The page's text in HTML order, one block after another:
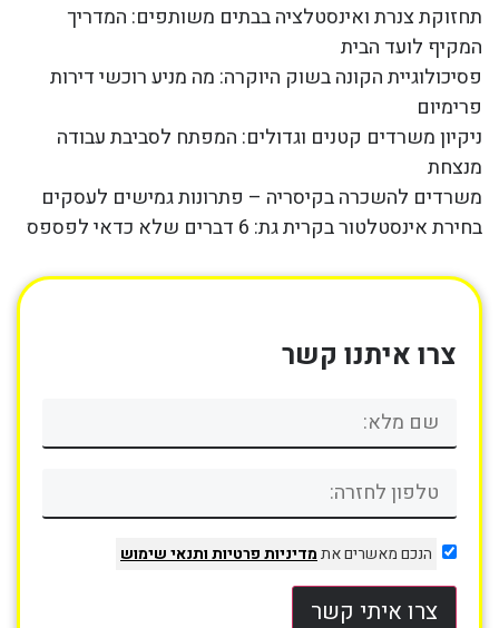
תחזוקת צנרת ואינסטלציה בבתים משותפים: המדריך
המקיף לועד הבית
פסיכולוגיית הקונה בשוק היוקרה: מה מניע רוכשי דירות
פרימיום
ניקיון משרדים קטנים וגדולים: המפתח לסביבת עבודה
מנצחת
משרדים להשכרה בקיסריה – פתרונות גמישים לעסקים
בחירת אינסטלטור בקרית גת: 6 דברים שלא כדאי לפספס
צרו איתנו קשר
הנכם מאשרים אתמדיניות פרטיותותנאי שימוש
צרו איתי קשר